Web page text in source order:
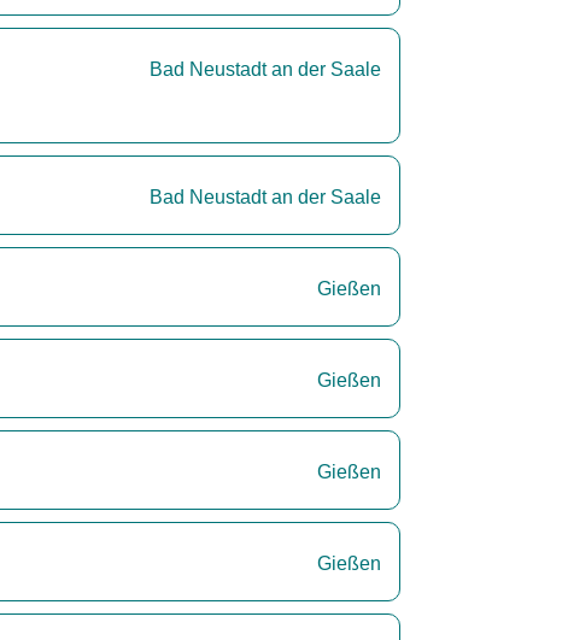
Bad Neustadt an der Saale
Bad Neustadt an der Saale
Gießen
Gießen
Gießen
Gießen